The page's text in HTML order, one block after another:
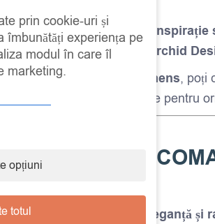
Descoperă tutoriale și inspirație
pe site-ul oficial Iron Orchid
Cumulajul IOD Specimens, poți
decorațiuni personalizate pentru
UTILIZĂRI
eleganță și
prin cookie-uri și
îmbunătăți experiența pe
modul în care îl
marketing.
opțiuni
totul